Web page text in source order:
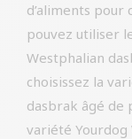
d’aliments pour
pouvez utiliser
Westphalian
choisissez la
dasbrak âgé de
variété Yourdog